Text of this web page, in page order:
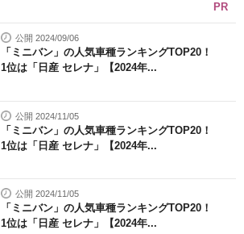
PR
公開 2024/09/06
「ミニバン」の人気車種ランキングTOP20！
1位は「日産 セレナ」【2024年...
公開 2024/11/05
「ミニバン」の人気車種ランキングTOP20！
1位は「日産 セレナ」【2024年...
公開 2024/11/05
「ミニバン」の人気車種ランキングTOP20！
1位は「日産 セレナ」【2024年...